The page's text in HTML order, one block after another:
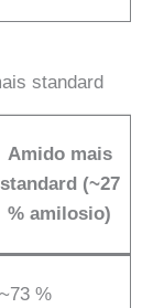
standard
Amido mais
standard (~27
% amilosio)
~73 %